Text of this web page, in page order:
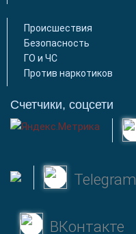
Происшествия
Безопасность
ГО и ЧС
Против наркотиков
Счетчики, соцсети
Telegram
ВКонтакте